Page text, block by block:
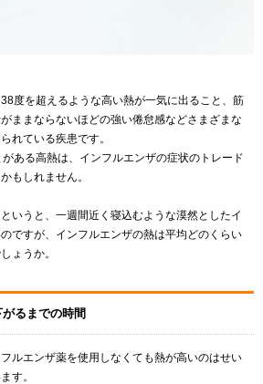
度を超えるような高い熱が一気に出ること、筋
ままならないほどの強い倦怠感などさまざまな
れている疾患です。
ある高熱は、インフルエンザの症状のトレード
もしれません。
いうと、一週間近く寝込むような漠然としたイ
ですが、インフルエンザの熱は平均どのくらい
ょうか。
るまでの時間
ルエンザ薬を使用しなくても熱が高いのはせい
す。